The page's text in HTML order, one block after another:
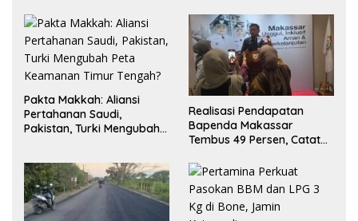
Pakta Makkah: Aliansi
Pertahanan Saudi,
Pakistan, Turki Mengubah
Realisasi Pendapatan
Bapenda Makassar
Tembus 49 Persen, Catat